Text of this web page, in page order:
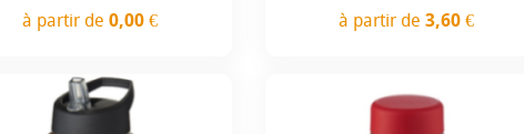
à partir de0,00 € à partir de3,60 €